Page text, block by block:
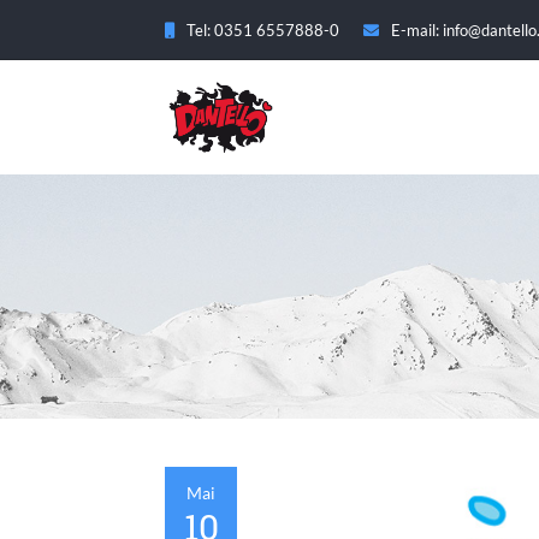
Tel: 0351 6557888-0 E-mail:
Mai
10